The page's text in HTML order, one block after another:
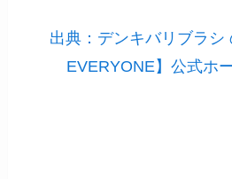
出典：デンキバリブラシ
EVERYONE】公式ホ